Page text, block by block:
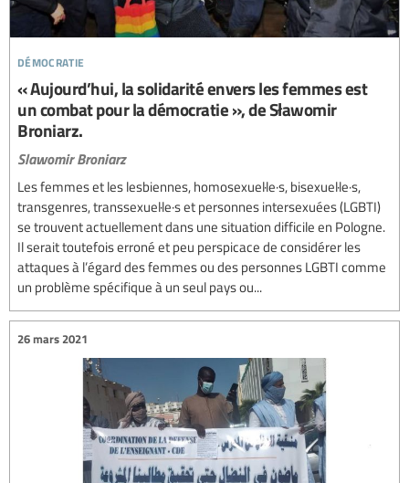
démocratie
« Aujourd’hui, la solidarité envers les femmes est
un combat pour la démocratie », de Sławomir
Broniarz.
Slawomir Broniarz
Les femmes et les lesbiennes, homosexuel·le·s, bisexuel·le·s,
transgenres, transsexuel·le·s et personnes intersexuées (LGBTI)
se trouvent actuellement dans une situation difficile en Pologne.
Il serait toutefois erroné et peu perspicace de considérer les
attaques à l’égard des femmes ou des personnes LGBTI comme
un problème spécifique à un seul pays ou...
26 mars 2021